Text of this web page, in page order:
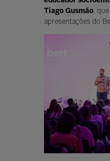
Tiago Gusmão,
apresentações do